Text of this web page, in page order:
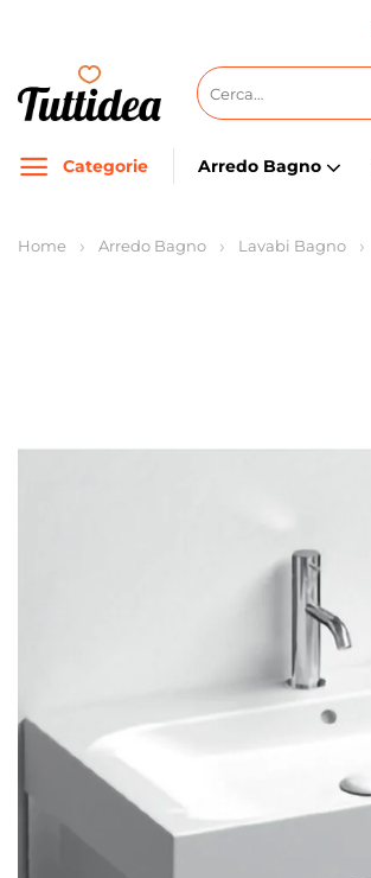
contenuti
Cerca:
Categorie Arredo Bagno
Home Arredo Bagno Lavabi Bagno